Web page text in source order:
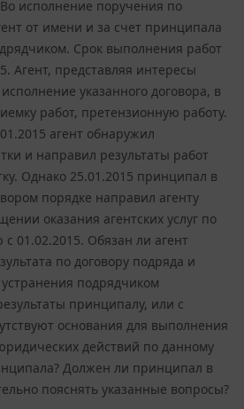
Во исполнение поручения по
от имени и за счет принципала
Срок выполнения работ
Агент, представляя интересы
указанного договора, в
работ, претензионную работу.
агент обнаружил
и направил результаты работ
Однако 25.01.2015 принципал в
порядке направил агенту
оказания агентских услуг по
01.02.2015. Обязан ли агент
по договору подряда и
подрядчиком
принципалу, или с
основания для выполнения
действий по данному
Должен ли принципал в
пояснять указанные вопросы?